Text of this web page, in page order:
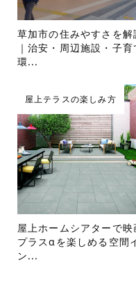
草加市の住みやすさを解
｜治安・周辺施設・子育
環...
屋上テラスの楽しみ方
屋上ホームシアターで映
プラスαを楽しめる空間
ン...